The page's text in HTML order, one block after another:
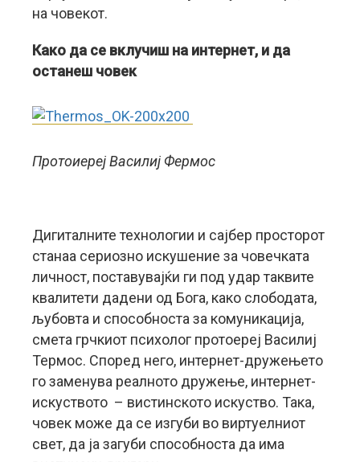
на човекот.
Како да се вклучиш на интернет, и да
останеш човек
Протоиереј Василиј Фермос
Дигиталните технологии и сајбер просторот
станаа сериозно искушение за човечката
личност, поставувајќи ги под удар таквите
квалитети дадени од Бога, како слободата,
љубовта и способноста за комуникација,
смета грчкиот психолог протоереј Василиј
Термос. Според него, интернет-дружењето
го заменува реалното дружење, интернет-
искуството – вистинското искуство. Така,
човек може да се изгуби во виртуелниот
свет, да ја загуби способноста да има